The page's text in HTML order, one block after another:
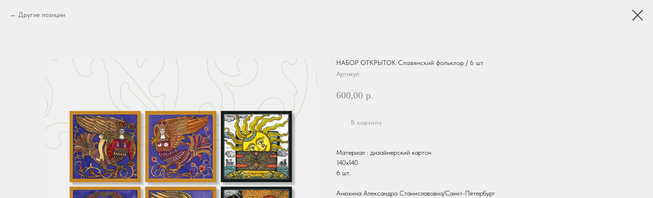
Другие позиции
НАБОР ОТКРЫТОК Славянский фольклор / 6 шт
Артикул:
600,00 р.
В корзину
Материал : дизайнерский картон
140х140
6 шт.
Анюхина Александра Станиславовна/Санкт-Петербург